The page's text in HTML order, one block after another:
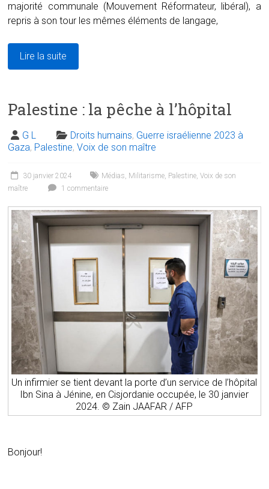
majorité communale (Mouvement Réformateur, libéral), a
repris à son tour les mêmes éléments de langage,
Lire la suite
Palestine : la pêche à l’hôpital
G L Droits humains, Guerre israélienne 2023 à
Gaza, Palestine,Voix de son maître
30 janvier 2024 Médias, Militarisme, Palestine,Voix de son
maître
1 commentaire
Un infirmier se tient devant la porte d’un service de l’hôpital
Ibn Sina à Jénine, en Cisjordanie occupée, le 30 janvier
2024. © Zain JAAFAR / AFP
Bonjour!